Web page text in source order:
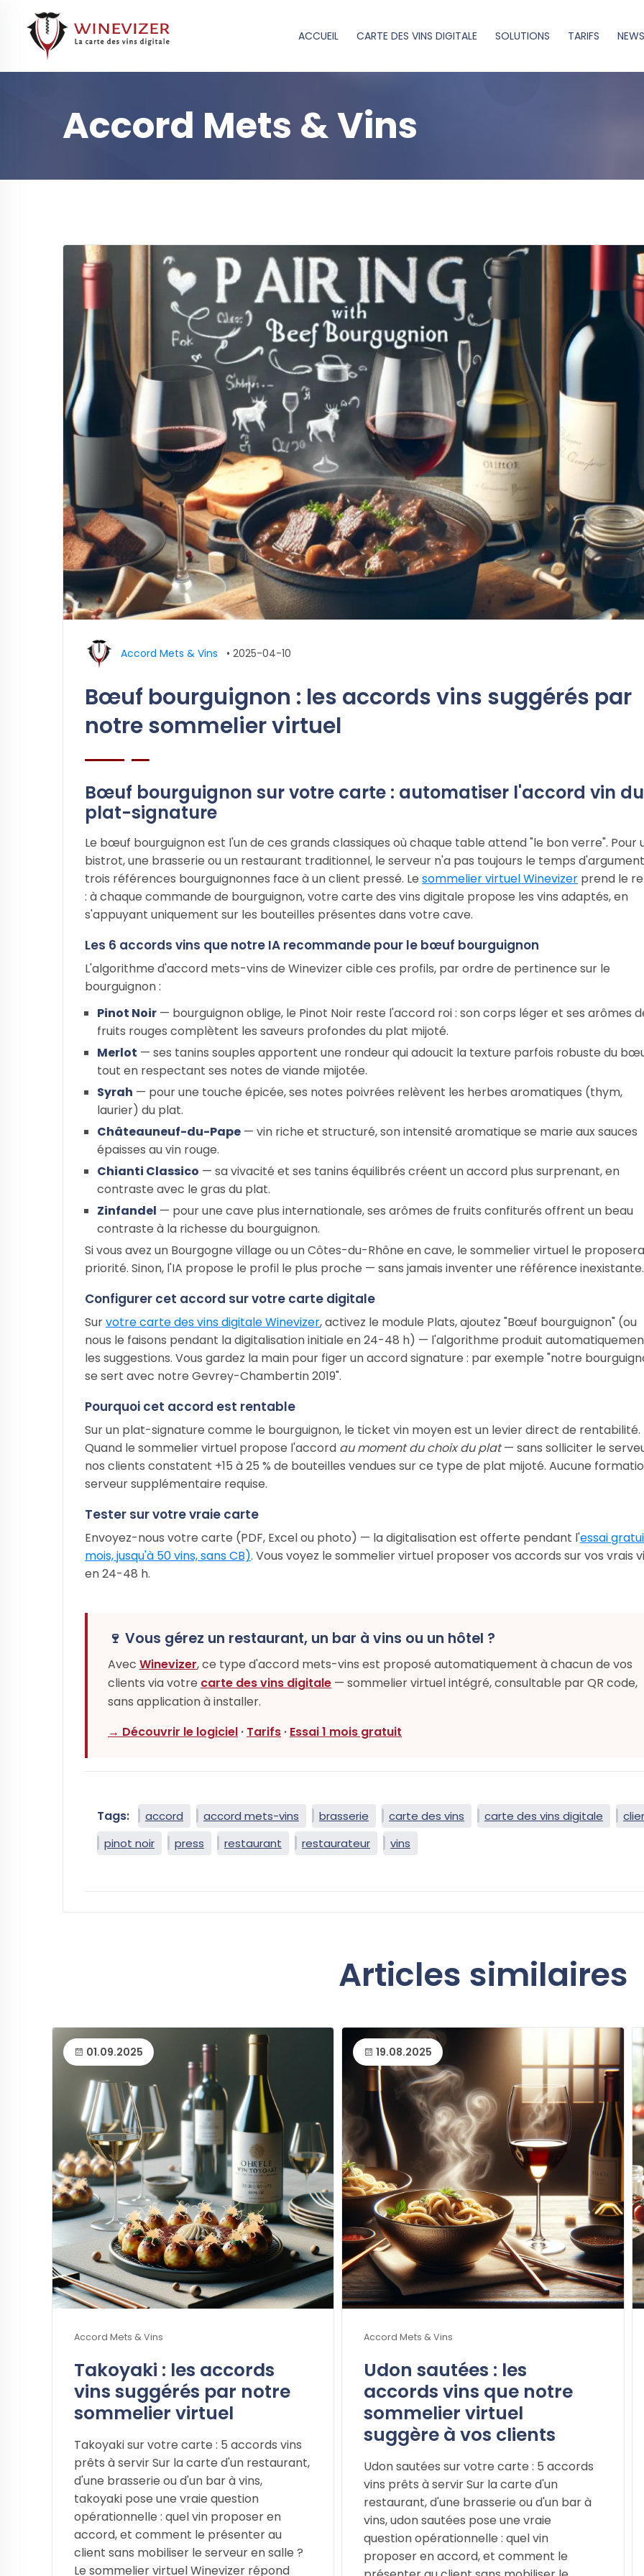
ACCUEIL CARTE DES VINS DIGITALE SOLUTIONS TARIFS NEWS
Accord Mets & Vins
Accord Mets & Vins • 2025-04-10
Bœuf bourguignon : les accords vins suggérés par
notre sommelier virtuel
Bœuf bourguignon sur votre carte : automatiser l'accord vin du
plat-signature
Le bœuf bourguignon est l'un de ces grands classiques où chaque table attend "le bon verre". Pour
bistrot, une brasserie ou un restaurant traditionnel, le serveur n'a pas toujours le temps
trois références bourguignonnes face à un client pressé. Le sommelier virtuel Winevizer prend le
: à chaque commande de bourguignon, votre carte des vins digitale propose les vins adaptés, en
s'appuyant uniquement sur les bouteilles présentes dans votre cave.
Les 6 accords vins que notre IA recommande pour le bœuf bourguignon
L'algorithme d'accord mets-vins de Winevizer cible ces profils, par ordre de pertinence sur le
bourguignon :
Pinot Noir — bourguignon oblige, le Pinot Noir reste l'accord roi : son corps léger et ses arômes
fruits rouges complètent les saveurs profondes du plat mijoté.
Merlot — ses tanins souples apportent une rondeur qui adoucit la texture parfois robuste du
tout en respectant ses notes de viande mijotée.
Syrah — pour une touche épicée, ses notes poivrées relèvent les herbes aromatiques (thym,
laurier) du plat.
Châteauneuf-du-Pape — vin riche et structuré, son intensité aromatique se marie aux sauces
épaisses au vin rouge.
Chianti Classico — sa vivacité et ses tanins équilibrés créent un accord plus surprenant, en
contraste avec le gras du plat.
Zinfandel — pour une cave plus internationale, ses arômes de fruits confiturés offrent un beau
contraste à la richesse du bourguignon.
Si vous avez un Bourgogne village ou un Côtes-du-Rhône en cave, le sommelier virtuel le
priorité. Sinon, l'IA propose le profil le plus proche — sans jamais inventer une référence inexistante.
Configurer cet accord sur votre carte digitale
Survotre carte des vins digitale Winevizer, activez le module Plats, ajoutez "Bœuf bourguignon" (ou
nous le faisons pendant la digitalisation initiale en 24-48 h) — l'algorithme produit
les suggestions. Vous gardez la main pour figer un accord signature : par exemple "notre
se sert avec notre Gevrey-Chambertin 2019".
Pourquoi cet accord est rentable
Sur un plat-signature comme le bourguignon, le ticket vin moyen est un levier direct de rentabilité.
Quand le sommelier virtuel propose l'accord au moment du choix du plat— sans solliciter le
nos clients constatent +15 à 25 % de bouteilles vendues sur ce type de plat mijoté. Aucune
serveur supplémentaire requise.
Tester sur votre vraie carte
Envoyez-nous votre carte (PDF, Excel ou photo) — la digitalisation est offerte pendant l'essai
mois, jusqu'à 50 vins, sans CB). Vous voyez le sommelier virtuel proposer vos accords sur vos vrais
en 24-48 h.
🍷 Vous gérez un restaurant, un bar à vins ou un hôtel ?
Avec Winevizer, ce type d'accord mets-vins est proposé automatiquement à chacun de vos
clients via votre carte des vins digitale — sommelier virtuel intégré, consultable par QR code,
sans application à installer.
→ Découvrir le logiciel · Tarifs · Essai 1 mois gratuit
Tags: accord accord mets-vins brasserie carte des vins carte des vins digitale
pinot noir
press restaurant restaurateur vins
Articles similaires
01.09.2025
Accord Mets & Vins
Takoyaki : les accords
vins suggérés par notre
sommelier virtuel
Takoyaki sur votre carte : 5 accords vins
prêts à servir Sur la carte d'un restaurant,
d'une brasserie ou d'un bar à vins,
takoyaki pose une vraie question
opérationnelle : quel vin proposer en
accord, et comment le présenter au
client sans mobiliser le serveur en salle ?
Le sommelier virtuel Winevizer répond
19.08.2025
Accord Mets & Vins
Udon sautées : les
accords vins que notre
sommelier virtuel
suggère à vos clients
Udon sautées sur votre carte : 5 accords
vins prêts à servir Sur la carte d'un
restaurant, d'une brasserie ou d'un bar à
vins, udon sautées pose une vraie
question opérationnelle : quel vin
proposer en accord, et comment le